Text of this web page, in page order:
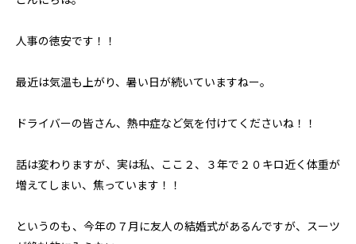
人事の徳安です！！
最近は気温も上がり、暑い日が続いていますねー。
ドライバーの皆さん、熱中症など気を付けてくださいね！！
話は変わりますが、実は私、ここ２、３年で２０キロ近く体重が
増えてしまい、焦っています！！
というのも、今年の７月に友人の結婚式があるんですが、スーツ